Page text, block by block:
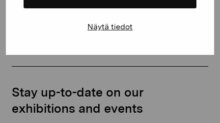
Näytä tiedot
Stay up-to-date on our
exhibitions and events